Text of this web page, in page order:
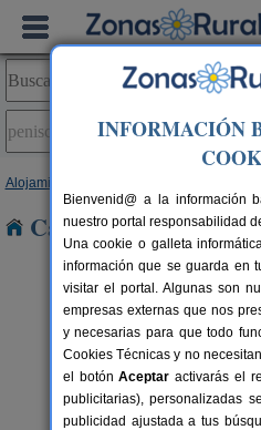
Alojamientos
Casas Rurales en
Apartamentos Rurales
Ortells
INFORMACIÓN
Bienvenid@ a la información
nuestro portal responsabilidad
Una cookie o galleta
información que se guarda en
visitar el portal. Algunas son
empresas externas que nos
y necesarias para que todo
Cookies Técnicas y no
el botónAceptar activarás el
publicitarias), personalizadas
publicidad ajustada a tus